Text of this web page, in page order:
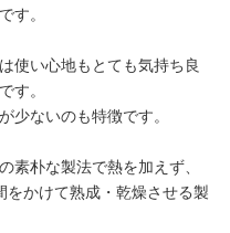
す。
使い心地もとても気持ち良
す。
少ないのも特徴です。
素朴な製法で熱を加えず、
かけて熟成・乾燥させる製